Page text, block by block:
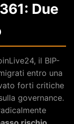
Due
il BIP-
entro una
forti critiche
governance.